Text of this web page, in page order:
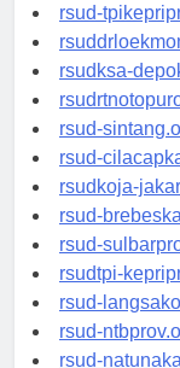
rsud-
rsud-
rsudksa-
rsud-
rsud-
rsudkoja-
rsud-
rsud-
rsudtpi-
rsud-
rsud-